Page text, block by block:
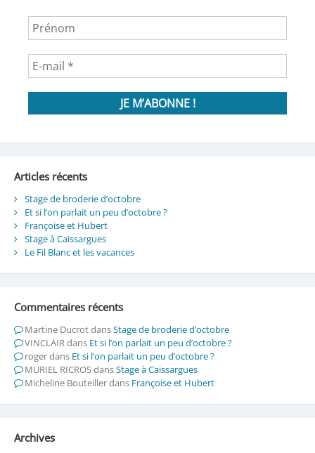
Articles récents
Stage de broderie d’octobre
Et si l’on parlait un peu d’octobre ?
Françoise et Hubert
Stage à Caissargues
Le Fil Blanc et les vacances
Commentaires récents
Martine DucrotdansStage de broderie d’octobre
VINCLAIRdans Et si l’on parlait un peu d’octobre ?
rogerdans Et si l’on parlait un peu d’octobre ?
MURIEL RICROSdansStage à Caissargues
Micheline Bouteillerdans Françoise et Hubert
Archives